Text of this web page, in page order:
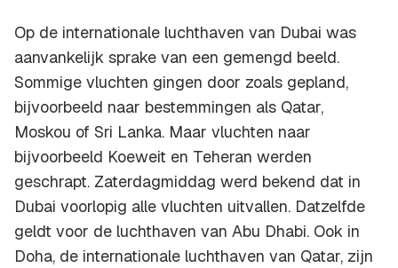
Op de internationale luchthaven van Dubai was
aanvankelijk sprake van een gemengd beeld.
Sommige vluchten gingen door zoals gepland,
bijvoorbeeld naar bestemmingen als Qatar,
Moskou of Sri Lanka. Maar vluchten naar
bijvoorbeeld Koeweit en Teheran werden
geschrapt. Zaterdagmiddag werd bekend dat in
Dubai voorlopig alle vluchten uitvallen. Datzelfde
geldt voor de luchthaven van Abu Dhabi. Ook in
Doha, de internationale luchthaven van Qatar, zijn